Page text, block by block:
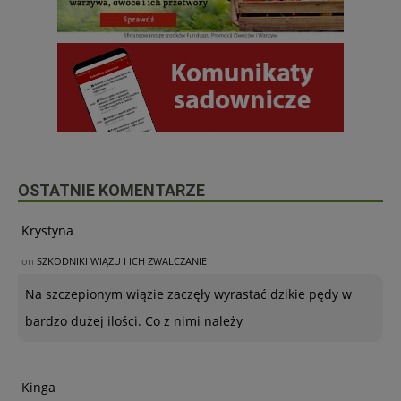
OSTATNIE KOMENTARZE
Krystyna
on SZKODNIKI WIĄZU I ICH ZWALCZANIE
Na szczepionym wiązie zaczęły wyrastać dzikie pędy w
bardzo dużej ilości. Co z nimi należy
Kinga